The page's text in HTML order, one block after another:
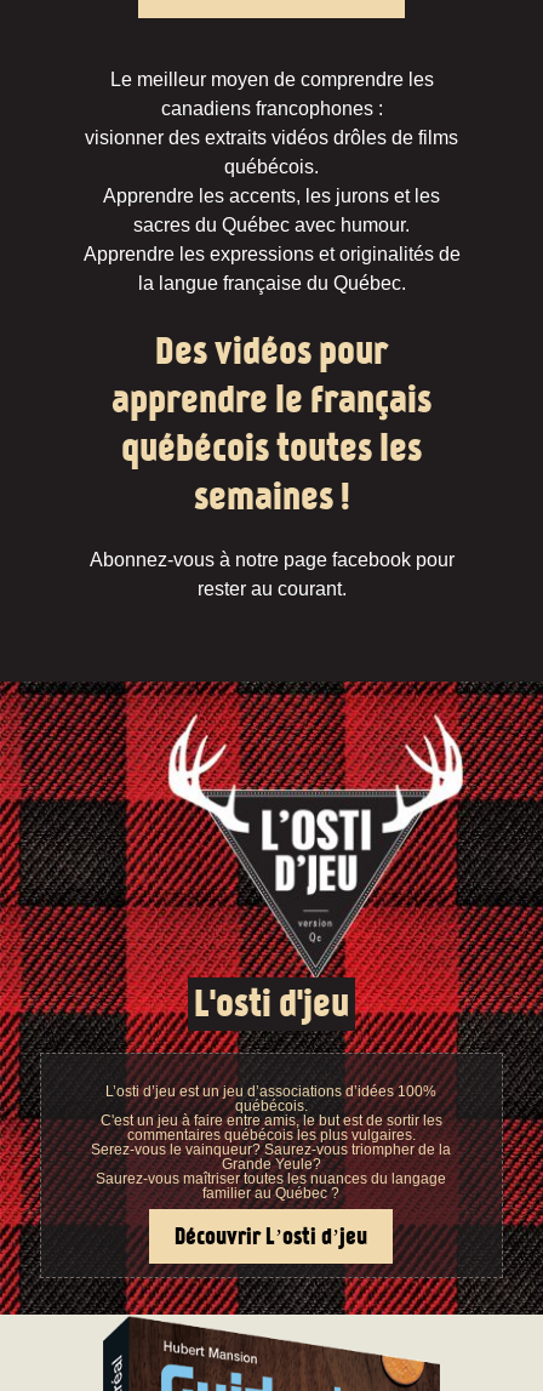
Le meilleur moyen de comprendre les
canadiens francophones :
visionner des extraits vidéos drôles de films
québécois.
Apprendre les accents, les jurons et les
sacres du Québec avec humour.
Apprendre les expressions et originalités de
la langue française du Québec.
Des vidéos pour
apprendre le français
québécois toutes les
semaines !
Abonnez-vous à notre page facebook pour
rester au courant.
L'osti d'jeu
L’osti d’jeu est un jeu d’associations d’idées 100%
québécois.
C'est un jeu à faire entre amis, le but est de sortir les
commentaires québécois les plus vulgaires.
Serez-vous le vainqueur? Saurez-vous triompher de la
Grande Yeule?
Saurez-vous maîtriser toutes les nuances du langage
familier au Québec ?
Découvrir L’osti d’jeu